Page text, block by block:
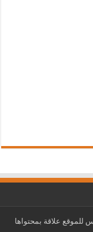
للموقع علاقة بمحتواها